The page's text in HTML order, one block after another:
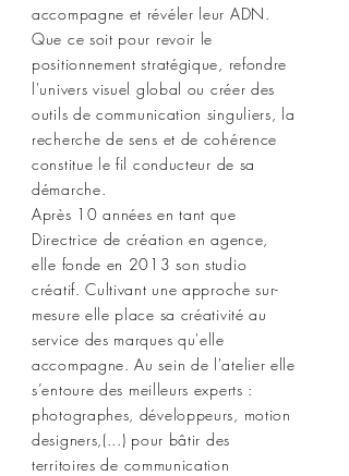
accompagne et révéler leur ADN.
Que ce soit pour revoir le
positionnement stratégique, refondre
l'univers visuel global ou créer des
outils de communication singuliers, la
recherche de sens et de cohérence
constitue le fil conducteur de sa
démarche.
Après 10 années en tant que
Directrice de création en agence,
elle fonde en 2013 son studio
créatif. Cultivant une approche sur-
mesure elle place sa créativité au
service des marques qu'elle
accompagne. Au sein de l'atelier elle
s’entoure des meilleurs experts :
photographes, développeurs, motion
designers,(...) pour bâtir des
territoires de communication